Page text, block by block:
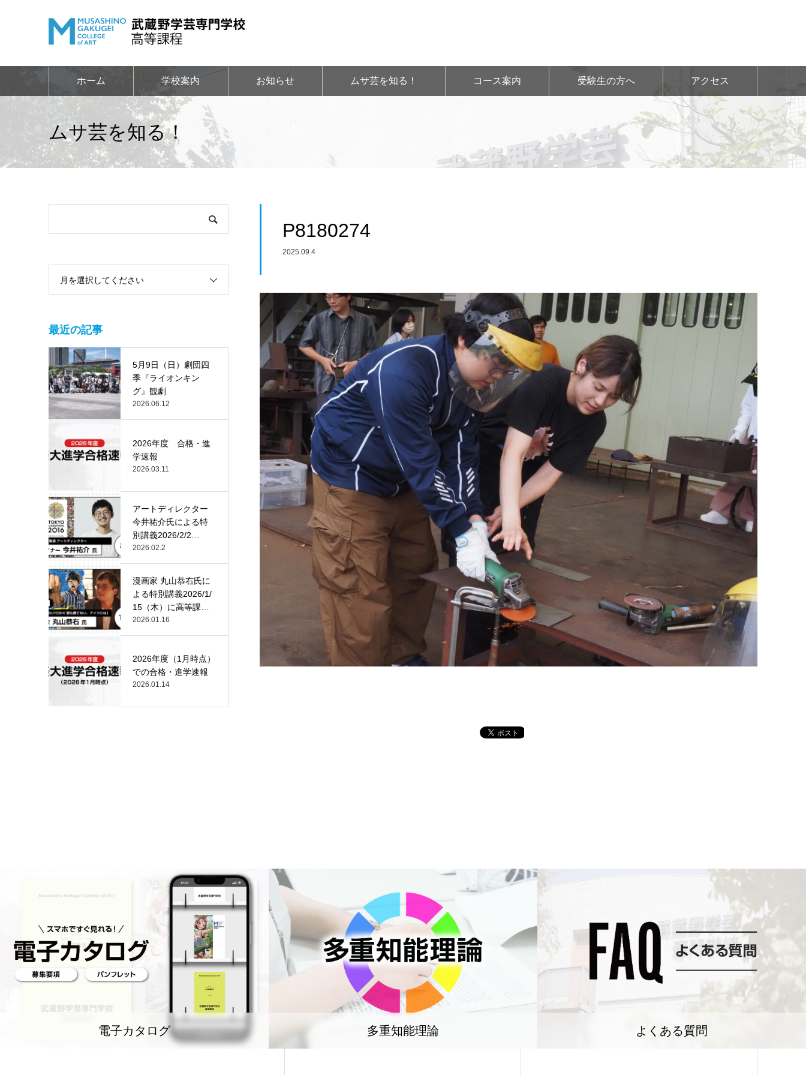
ホーム 学校案内 お知らせ ムサ芸を知る！ コース案内 受験生の方へ アクセス
ムサ芸を知る！
P8180274
2025.09.4
月を選択してください
最近の記事
5月9日（日）劇団四
季『ライオンキン
グ』観劇
2026.06.12
2026年度 合格・進
学速報
2026.03.11
アートディレクター
今井祐介氏による特
別講義2026/2/2
（月）…
2026.02.2
漫画家 丸山恭右氏に
よる特別講義2026/1/
15（木）に高等課
程…
2026.01.16
2026年度（1月時点）
での合格・進学速報
2026.01.14
電子カタログ 多重知能理論 よくある質問